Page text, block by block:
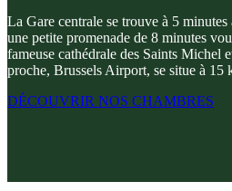
La Gare centrale se trouve à 5
une petite promenade de 8 minutes
fameuse cathédrale des Saints Michel
proche, Brussels Airport, se situe à 15
DÉCOUVRIR NOS CHAMBRES